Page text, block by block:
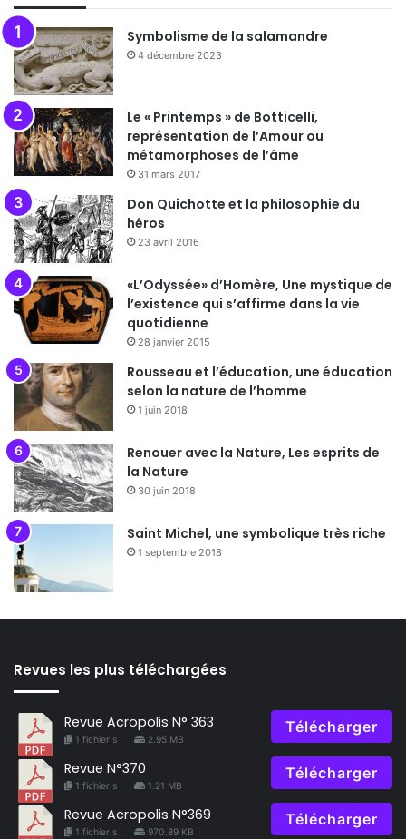
Symbolisme de la salamandre
4 décembre 2023
Le « Printemps » de Botticelli,
représentation de l’Amour ou
métamorphoses de l’âme
31 mars 2017
Don Quichotte et la philosophie du
héros
23 avril 2016
«L’Odyssée» d’Homère, Une mystique de
l’existence qui s’affirme dans la vie
quotidienne
28 janvier 2015
Rousseau et l’éducation, une éducation
selon la nature de l’homme
1 juin 2018
Renouer avec la Nature, Les esprits de
la Nature
30 juin 2018
Saint Michel, une symbolique très riche
1 septembre 2018
Revues les plus téléchargées
Revue Acropolis N° 363
1 fichier·s 2.95 MB
Télécharger
Revue N°370
1 fichier·s 1.21 MB
Télécharger
Revue Acropolis N°369
1 fichier·s 970.89 KB
Télécharger